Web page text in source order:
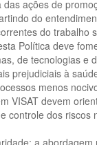
das ações de
do
do trabalho
Política deve
de tecnologias e
prejudiciais à
menos
VISAT devem
controle dos riscos
a